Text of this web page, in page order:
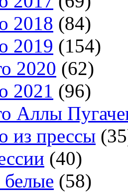
2018 (84)
2019 (154)
2020 (62)
2021 (96)
Аллы
из прессы
(40)
(58)